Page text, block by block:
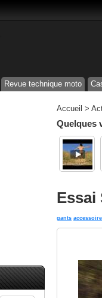
Revue technique moto
Accueil >
Quelques
Essai
gants